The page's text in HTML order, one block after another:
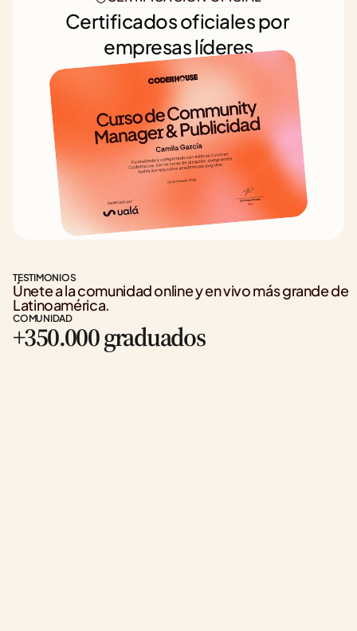
Certificados oficiales por
empresas líderes
TESTIMONIOS
Únete a la comunidad online y en vivo más grande de
Latinoamérica.
COMUNIDAD
+350.000 graduados